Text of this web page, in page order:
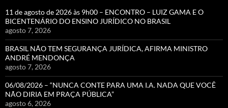
11 de agosto de 2026 às 9h00 – ENCONTRO – LUIZ GAMA E O
BICENTENÁRIO DO ENSINO JURÍDICO NO BRASIL
agosto 7, 2026
BRASIL NÃO TEM SEGURANÇA JURÍDICA, AFIRMA MINISTRO
ANDRÉ MENDONÇA
agosto 7, 2026
06/08/2026 – “NUNCA CONTE PARA UMA I.A. NADA QUE VOCÊ
NÃO DIRIA EM PRAÇA PÚBLICA”
agosto 6, 2026